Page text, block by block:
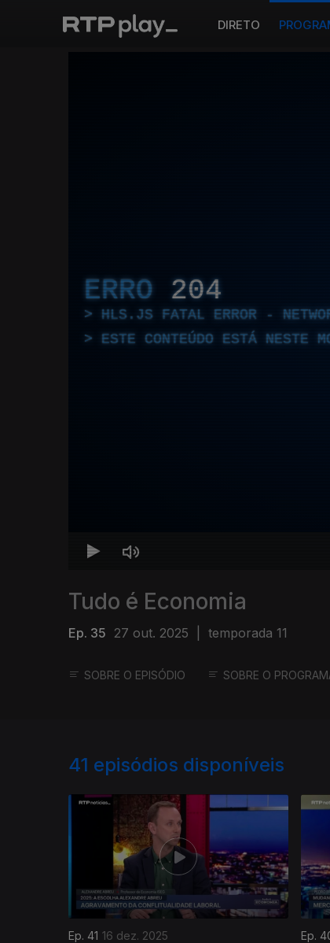
DIRETO
ERRO 204
HLS.JS FATAL ERROR -
ESTE CONTEÚDO ESTÁ NESTE
Tudo é Economia
Ep. 35 27 out. 2025 temporada 11
SOBRE O EPISÓDIO SOBRE O
41 episódios disponíveis
Ep. 41 16 dez. 2025 Ep.